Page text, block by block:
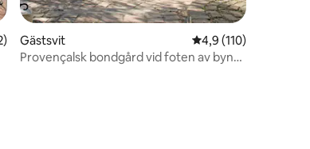
i genomsnittligt betyg, 32 omdömen
Gästsvit 4,9 av 5 i
4,9 (110)
Provençalsk bondgård vid foten av byn